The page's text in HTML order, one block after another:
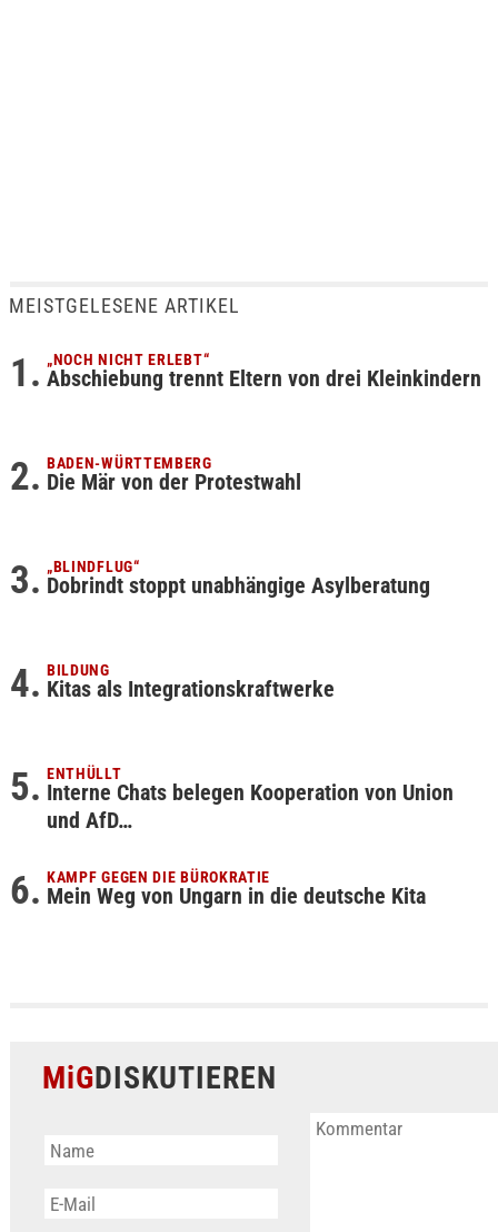
MEISTGELESENE ARTIKEL
„NOCH NICHT ERLEBT“
Abschiebung trennt Eltern von drei Kleinkindern
BADEN-WÜRTTEMBERG
Die Mär von der Protestwahl
„BLINDFLUG“
Dobrindt stoppt unabhängige Asylberatung
BILDUNG
Kitas als Integrationskraftwerke
ENTHÜLLT
Interne Chats belegen Kooperation von Union
und AfD…
KAMPF GEGEN DIE BÜROKRATIE
Mein Weg von Ungarn in die deutsche Kita
MiGDISKUTIEREN